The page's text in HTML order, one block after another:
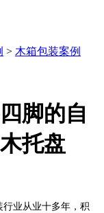
> 木箱包装案例
脚的自
托盘
业从业十多年，积